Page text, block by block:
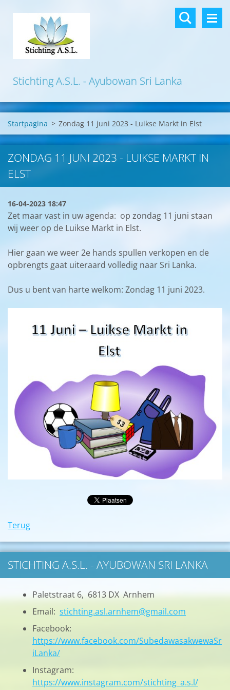
Stichting A.S.L. - Ayubowan Sri Lanka
Startpagina > Zondag 11 juni 2023 - Luikse Markt in Elst
ZONDAG 11 JUNI 2023 - LUIKSE MARKT IN
ELST
16-04-2023 18:47
Zet maar vast in uw agenda: op zondag 11 juni staan
wij weer op de Luikse Markt in Elst.
Hier gaan we weer 2e hands spullen verkopen en de
opbrengts gaat uiteraard volledig naar Sri Lanka.
Dus u bent van harte welkom: Zondag 11 juni 2023.
Terug
STICHTING A.S.L. - AYUBOWAN SRI LANKA
Paletstraat 6, 6813 DX Arnhem
Email: stichting.asl.arnhem@gmail.com
Facebook:
https://www.facebook.com/SubedawasakwewaSr
iLanka/
Instagram:
https://www.instagram.com/stichting_a.s.l/